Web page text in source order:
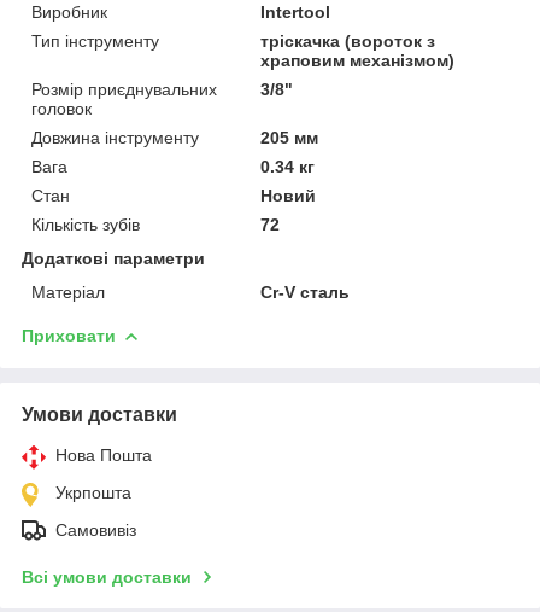
Виробник
Intertool
Тип інструменту
тріскачка (вороток з
храповим механізмом)
Розмір приєднувальних
головок
3/8"
Довжина інструменту
205 мм
Вага
0.34 кг
Стан
Новий
Кількість зубів
72
Додаткові параметри
Матеріал
Cr-V сталь
Приховати
Умови доставки
Нова Пошта
Укрпошта
Самовивіз
Всі умови доставки